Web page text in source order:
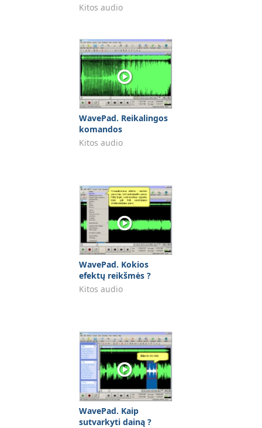
Kitos audio
WavePad. Reikalingos
komandos
Kitos audio
WavePad. Kokios
efektų reikšmės ?
Kitos audio
WavePad. Kaip
sutvarkyti dainą ?